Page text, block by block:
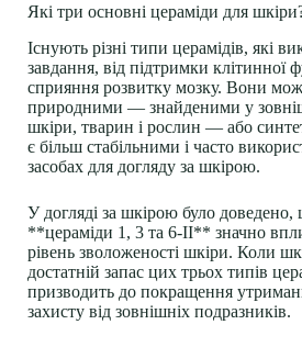
Які три основні цераміди для
Існують різні типи церамідів, які
завдання, від підтримки клітинної
сприяння розвитку мозку. Вони
природними — знайденими у
шкіри, тварин і рослин — або
є більш стабільними і часто
засобах для догляду за шкірою.
У догляді за шкірою було доведено,
**цераміди 1, 3 та 6-II** значно
рівень зволоженості шкіри. Коли
достатній запас цих трьох типів
призводить до покращення
захисту від зовнішніх подразників.